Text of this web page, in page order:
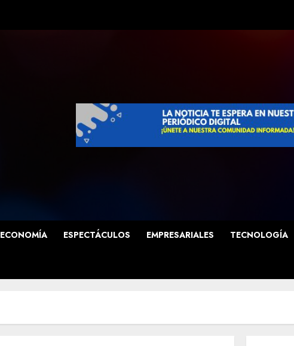
ECONOMÍA ESPECTÁCULOS EMPRESARIALES TECNOLOGÍA